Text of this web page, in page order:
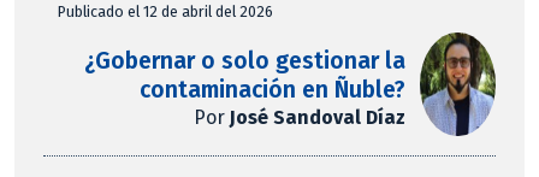
Publicado el 12 de abril del 2026
¿Gobernar o solo gestionar la
contaminación en Ñuble?
Por José Sandoval Díaz